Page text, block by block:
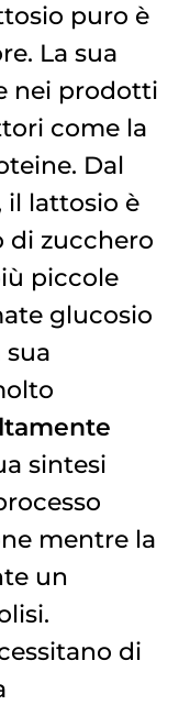
puro è
La sua
nei prodotti
come la
Dal
il lattosio è
di zucchero
piccole
glucosio
sua
sintesi
mentre la
un
di